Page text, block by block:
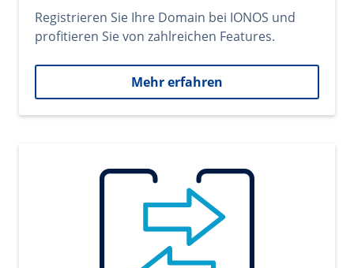
Registrieren Sie Ihre Domain bei IONOS und
profitieren Sie von zahlreichen Features.
Mehr erfahren